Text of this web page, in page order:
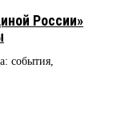
России»
события,